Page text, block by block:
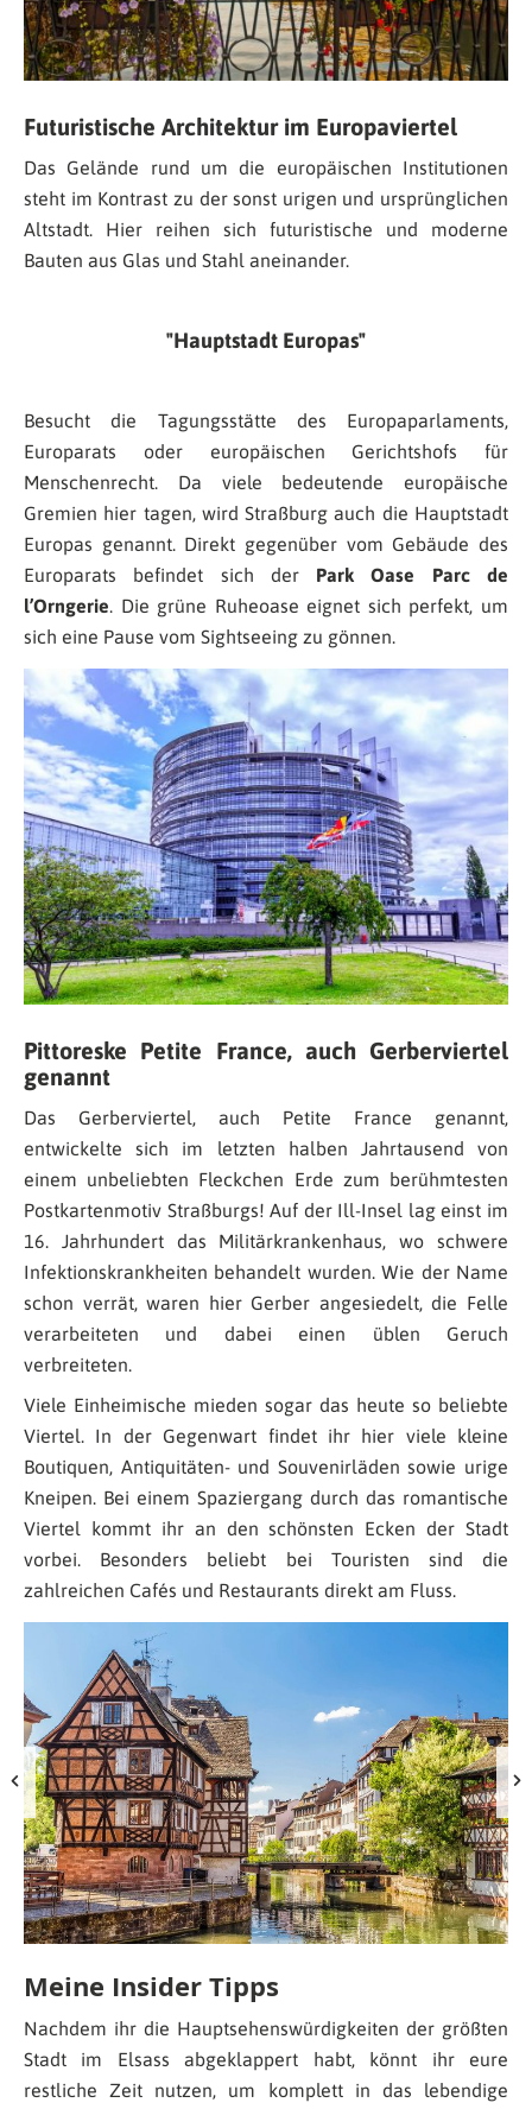
Futuristische Architektur im Europaviertel
Das Gelände rund um die europäischen Institutionen
steht im Kontrast zu der sonst urigen und ursprünglichen
Altstadt. Hier reihen sich futuristische und moderne
Bauten aus Glas und Stahl aneinander.
Hauptstadt Europas
Besucht die Tagungsstätte des Europaparlaments,
Europarats oder europäischen Gerichtshofs für
Menschenrecht. Da viele bedeutende europäische
Gremien hier tagen, wird Straßburg auch die Hauptstadt
Europas genannt. Direkt gegenüber vom Gebäude des
Europarats befindet sich der Park Oase Parc de
l’Orngerie. Die grüne Ruheoase eignet sich perfekt, um
sich eine Pause vom Sightseeing zu gönnen.
Pittoreske Petite France, auch Gerberviertel
genannt
Das Gerberviertel, auch Petite France genannt,
entwickelte sich im letzten halben Jahrtausend von
einem unbeliebten Fleckchen Erde zum berühmtesten
Postkartenmotiv Straßburgs! Auf der Ill-Insel lag einst im
16. Jahrhundert das Militärkrankenhaus, wo schwere
Infektionskrankheiten behandelt wurden. Wie der Name
schon verrät, waren hier Gerber angesiedelt, die Felle
verarbeiteten und dabei einen üblen Geruch
verbreiteten.
Viele Einheimische mieden sogar das heute so beliebte
Viertel. In der Gegenwart findet ihr hier viele kleine
Boutiquen, Antiquitäten- und Souvenirläden sowie urige
Kneipen. Bei einem Spaziergang durch das romantische
Viertel kommt ihr an den schönsten Ecken der Stadt
vorbei. Besonders beliebt bei Touristen sind die
zahlreichen Cafés und Restaurants direkt am Fluss.
Meine Insider Tipps
Nachdem ihr die Hauptsehenswürdigkeiten der größten
Stadt im Elsass abgeklappert habt, könnt ihr eure
restliche Zeit nutzen, um komplett in das lebendige